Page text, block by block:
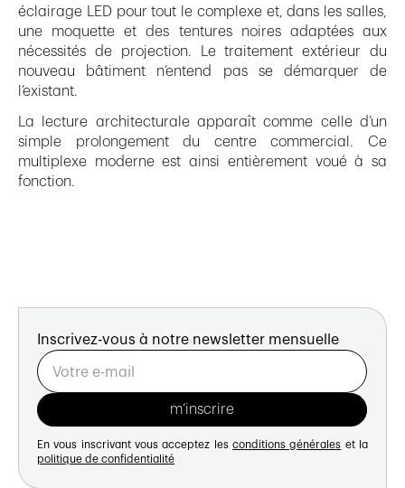
éclairage LED pour tout le complexe et, dans les salles,
une moquette et des tentures noires adaptées aux
nécessités de projection. Le traitement extérieur du
nouveau bâtiment n’entend pas se démarquer de
l’existant.
La lecture architecturale apparaît comme celle d’un
simple prolongement du centre commercial. Ce
multiplexe moderne est ainsi entièrement voué à sa
fonction.
Inscrivez-vous à notre newsletter mensuelle
En vous inscrivant vous acceptez les conditions générales et la
politique de confidentialité